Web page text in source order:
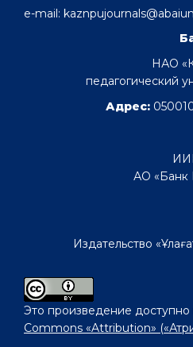
e-mail:
НАО
педагогический
Адрес:
АО «Банк
Издательство
Это произведение доступно
Commons «Attribution»